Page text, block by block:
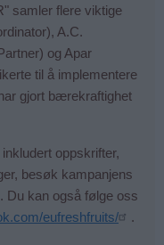
samler flere viktige
A.C.
og Apar
til å implementere
gjort bærekraftighet
oppskrifter,
besøk kampanjens
. Du kan også følge oss
eufreshfruits/ .